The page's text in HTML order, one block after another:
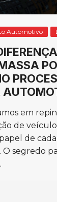
Automotivo
em
de
de
O segredo